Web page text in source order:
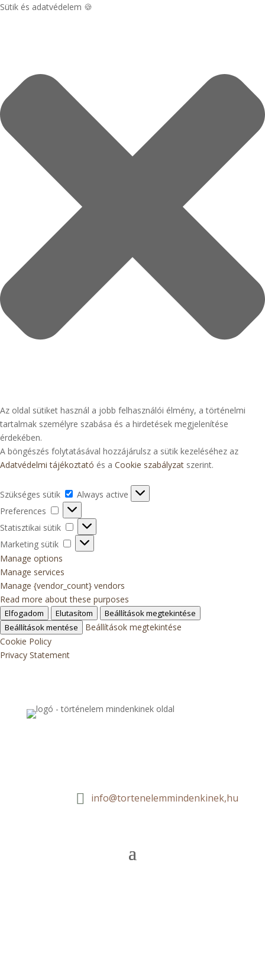
Sütik és adatvédelem 🍪
Az oldal sütiket használ a jobb felhasználói élmény, a történelmi
tartalmak személyre szabása és a hirdetések megjelenítése
érdekében.
A böngészés folytatásával hozzájárulsz a sütik kezeléséhez az
Adatvédelmi tájékoztató és a Cookie szabályzat szerint.
Szükséges sütik
Szükséges
sütik
Always active
Preferences
Preferences
Statisztikai sütik
Statisztikai
sütik
Marketing sütik
Marketing
sütik
Manage options
Manage services
Manage {vendor_count} vendors
Read more about these purposes
Elfogadom Elutasítom
Beállítások megtekintése
Beállítások mentése
Beállítások megtekintése
Cookie Policy
Privacy Statement
 info@tortenelemmindenkinek,hu